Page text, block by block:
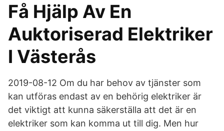
Få Hjälp Av En
Auktoriserad Elektriker
I Västerås
2019-08-12 Om du har behov av tjänster som
kan utföras endast av en behörig elektriker är
det viktigt att kunna säkerställa att det är en
elektriker som kan komma ut till dig. Men hur